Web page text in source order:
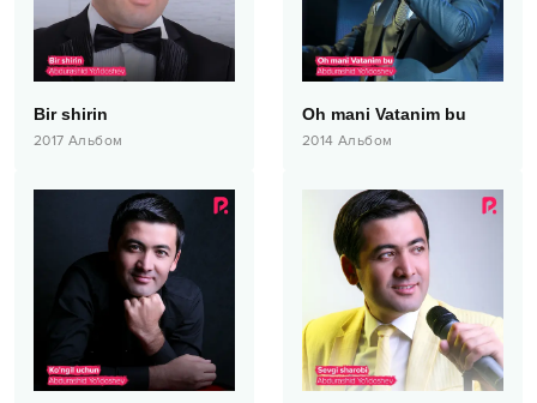
Bir shirin
2017 Альбом
Oh mani Vatanim bu
2014 Альбом